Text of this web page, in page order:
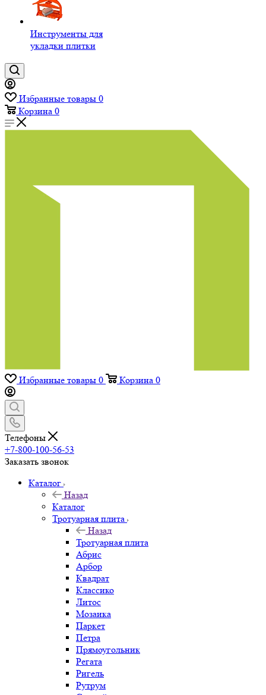
Инструменты для
укладки плитки
Избранные товары 0
Корзина 0
Избранные товары 0 Корзина 0
Телефоны
+7-800-100-56-53
Заказать звонок
Каталог
Назад
Каталог
Тротуарная плита
Назад
Тротуарная плита
Абрис
Арбор
Квадрат
Классико
Литос
Мозаика
Паркет
Петра
Прямоугольник
Регата
Ригель
Рутрум